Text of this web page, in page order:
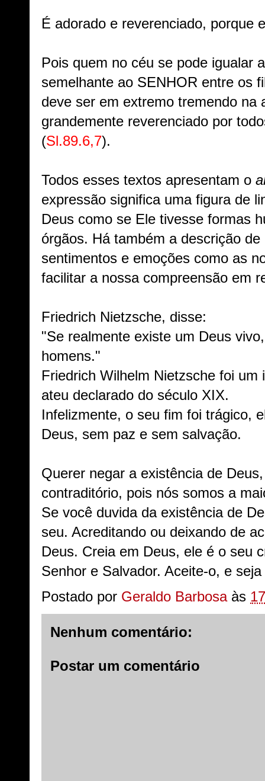
É adorado e reverenciado, porque
Pois quem no céu se pode igualar
semelhante ao SENHOR entre os
deve ser em extremo tremendo na
grandemente reverenciado por
(Sl.89.6,7).
Todos esses textos apresentam o
expressão significa uma figura de
Deus como se Ele tivesse formas
órgãos. Há também a descrição
sentimentos e emoções como as
facilitar a nossa compreensão em
Friedrich Nietzsche, disse:
"Se realmente existe um Deus
homens."
Friedrich Wilhelm Nietzsche foi um
ateu declarado do século XIX.
Infelizmente, o seu fim foi trágico,
Deus, sem paz e sem salvação.
Querer negar a existência de
contraditório, pois nós somos a
Se você duvida da existência de
seu. Acreditando ou deixando de
Deus. Creia em Deus, ele é o seu
Senhor e Salvador. Aceite-o, e
Postado por Geraldo Barbosa às
Nenhum comentário:
Postar um comentário